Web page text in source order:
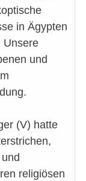
in Ägypten
Unsere
und
(V) hatte
religiösen